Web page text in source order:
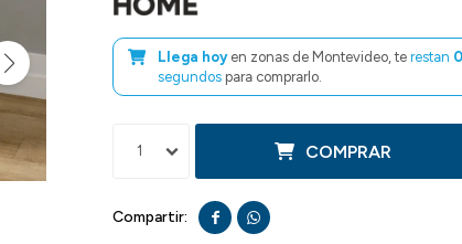
Llega hoy en zonas de Montevideo, te restan
segundos para comprarlo.
1 COMPRAR
 